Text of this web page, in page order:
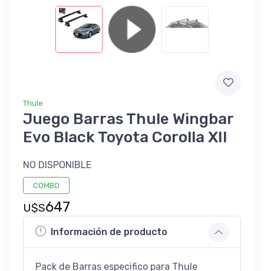
Thule
Juego Barras Thule Wingbar
Evo Black Toyota Corolla XII
NO DISPONIBLE
COMBO
U$S647
Información de producto
Pack de Barras especifico para Thule